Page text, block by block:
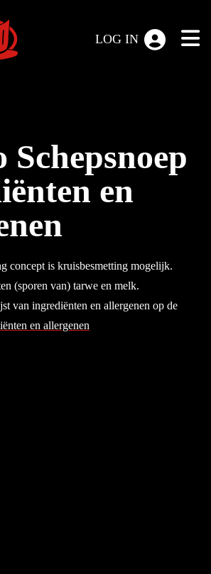
LOG IN
en
concept is kruisbesmetting mogelijk.
(sporen van) tarwe en melk.
van ingrediënten en allergenen op de
en allergenen